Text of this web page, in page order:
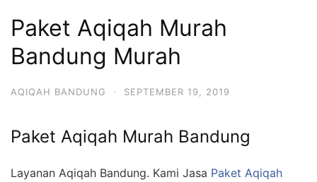
Paket Aqiqah Murah
Bandung Murah
AQIQAH BANDUNG · SEPTEMBER 19, 2019
Paket Aqiqah Murah Bandung
Layanan Aqiqah Bandung. Kami Jasa Paket Aqiqah